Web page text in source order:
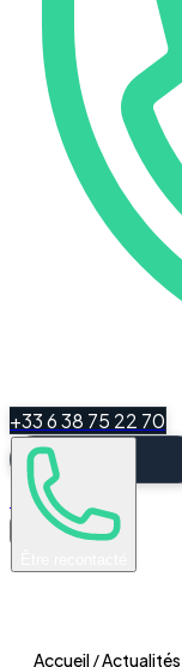
+33 6 38 75 22 70
Espace Client
Accueil/Actualités